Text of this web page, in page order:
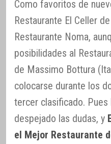
Como favoritos de
Restaurante El Celler
Restaurante Noma,
posibilidades al
de Massimo Bottura
colocarse durante los
tercer clasificado. Pues
despejado las dudas, y
el Mejor Restaurante